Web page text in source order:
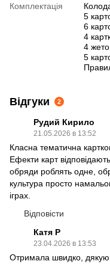
Комплектація
5
6
4
4
5
Відгуки 2
Рудий Кирило
21.05.2026 в 13:52
Класна тематична
Ефекти карт
обряди роблять одне,
культура просто
іграх.
Відповісти
Катя Р
23.04.2026 в 13:53
Отримала швидко, дякую.